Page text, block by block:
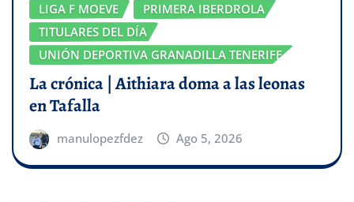
LIGA F MOEVE
PRIMERA IBERDROLA
TITULARES DEL DÍA
UNIÓN DEPORTIVA GRANADILLA TENERIFE
La crónica | Aithiara doma a las leonas
en Tafalla
manulopezfdez Ago 5, 2026